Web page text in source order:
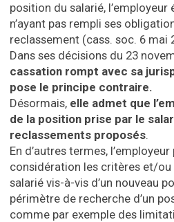
position du salarié,
n’ayant pas rempli ses
reclassement (cass. soc. 6 mai
Dans ses décisions du 23
cassation rompt avec sa
pose le principe contraire.
Désormais, elle admet que
de la position prise par le
reclassements proposés.
En d’autres termes,
considération les critères et/ou
salarié vis-à-vis d’un nouveau
périmètre de recherche d’un
comme par exemple des